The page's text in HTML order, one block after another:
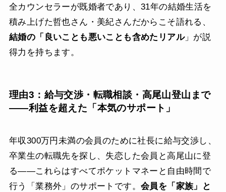
全カウンセラーが既婚者であり、31年の結婚生活を
積み上げた哲也さん・美紀さんだからこそ語れる、
結婚の「良いことも悪いことも含めたリアル」が説
得力を持ちます。
理由3：給与交渉・転職相談・高尾山登山まで
——利益を超えた「本気のサポート」
年収300万円未満の会員のために社長に給与交渉し、
卒業生の転職先を探し、失恋した会員と高尾山に登
る——これらはすべてポケットマネーと自由時間で
行う「業務外」のサポートです。 会員を「家族」と